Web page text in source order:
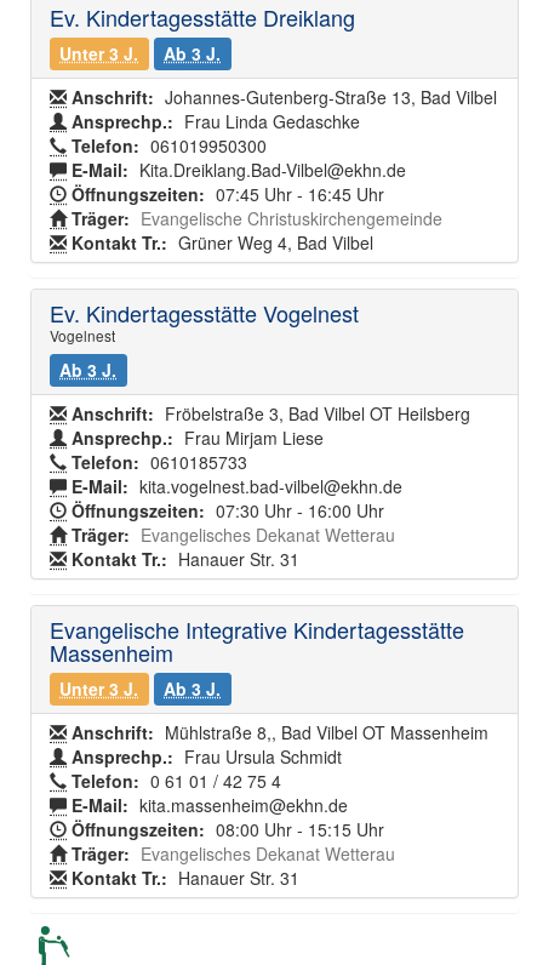
Ev. Kindertagesstätte Dreiklang
Unter 3 J.
Ab 3 J.
Anschrift: Johannes-Gutenberg-Straße 13, Bad Vilbel
Ansprechp.: Frau Linda Gedaschke
Telefon: 061019950300
E-Mail: Kita.Dreiklang.Bad-Vilbel@ekhn.de
Öffnungszeiten: 07:45 Uhr - 16:45 Uhr
Träger: Evangelische Christuskirchengemeinde
Kontakt Tr.: Grüner Weg 4, Bad Vilbel
Ev. Kindertagesstätte Vogelnest
Vogelnest
Ab 3 J.
Anschrift: Fröbelstraße 3, Bad Vilbel OT Heilsberg
Ansprechp.: Frau Mirjam Liese
Telefon: 0610185733
E-Mail: kita.vogelnest.bad-vilbel@ekhn.de
Öffnungszeiten: 07:30 Uhr - 16:00 Uhr
Träger: Evangelisches Dekanat Wetterau
Kontakt Tr.: Hanauer Str. 31
Evangelische Integrative Kindertagesstätte
Massenheim
Unter 3 J.
Ab 3 J.
Anschrift: Mühlstraße 8,, Bad Vilbel OT Massenheim
Ansprechp.: Frau Ursula Schmidt
Telefon: 0 61 01 / 42 75 4
E-Mail: kita.massenheim@ekhn.de
Öffnungszeiten: 08:00 Uhr - 15:15 Uhr
Träger: Evangelisches Dekanat Wetterau
Kontakt Tr.: Hanauer Str. 31